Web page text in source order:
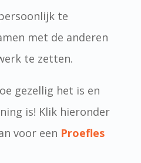
te
met de anderen
te zetten.
gezellig het is en
is! Klik hieronder
voor een Proefles